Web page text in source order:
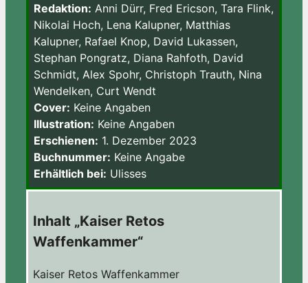
Redaktion: Anni Dürr, Fred Ericson, Tara Flink,
Nikolai Hoch, Lena Kalupner, Matthias
Kalupner, Rafael Knop, David Lukassen,
Stephan Pongratz, Diana Rahfoth, David
Schmidt, Alex Spohr, Christoph Trauth, Nina
Wendelken, Curt Wendt
Cover: Keine Angaben
Illustration: Keine Angaben
Erschienen: 1. Dezember 2023
Buchnummer: Keine Angabe
Erhältlich bei: Ulisses
Inhalt „Kaiser Retos
Waffenkammer“
Kaiser Retos Waffenkammer